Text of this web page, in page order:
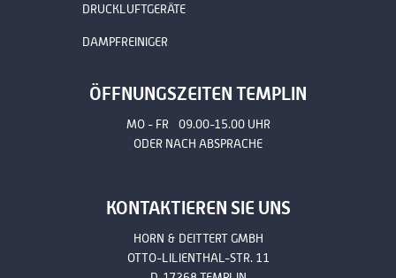
DRUCKLUFTGERÄTE
DAMPFREINIGER
ÖFFNUNGSZEITEN TEMPLIN
MO - FR 09.00-15.00 UHR
ODER NACH ABSPRACHE
KONTAKTIEREN SIE UNS
HORN & DEITTERT GMBH
OTTO-LILIENTHAL-STR. 11